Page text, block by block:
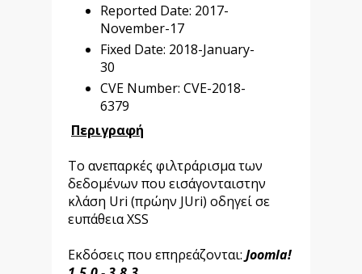
Reported Date: 2017-
November-17
Fixed Date: 2018-January-
30
CVE Number: CVE-2018-
6379
Περιγραφή
Το ανεπαρκές φιλτράρισμα των
δεδομένων που εισάγονταιστην
κλάση Uri (πρώην JUri) οδηγεί σε
ευπάθεια XSS
Εκδόσεις που επηρεάζονται: Joomla!